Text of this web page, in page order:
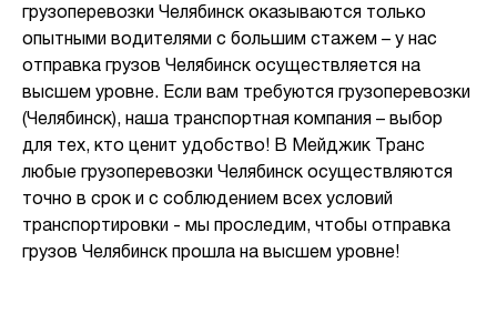
грузоперевозки Челябинск оказываются только
опытными водителями с большим стажем – у нас
отправка грузов Челябинск осуществляется на
высшем уровне. Если вам требуются грузоперевозки
(Челябинск), наша транспортная компания – выбор
для тех, кто ценит удобство! В Мейджик Транс
любые грузоперевозки Челябинск осуществляются
точно в срок и с соблюдением всех условий
транспортировки - мы проследим, чтобы отправка
грузов Челябинск прошла на высшем уровне!